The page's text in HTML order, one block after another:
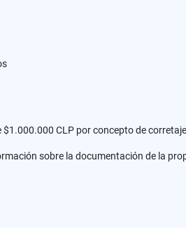
CLP por concepto de
sobre la documentación de la